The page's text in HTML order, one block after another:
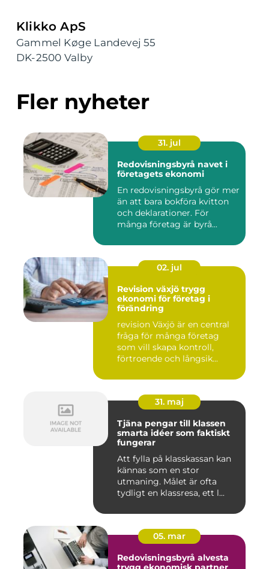
Klikko ApS
Gammel Køge Landevej 55
DK-2500 Valby
Fler nyheter
31. jul
Redovisningsbyrå navet i
företagets ekonomi
En redovisningsbyrå gör mer
än att bara bokföra kvitton
och deklarationer. För
många företag är byrå...
02. jul
Revision växjö trygg
ekonomi för företag i
förändring
revision Växjö är en central
fråga för många företag
som vill skapa kontroll,
förtroende och långsik...
31. maj
Tjäna pengar till klassen
smarta idéer som faktiskt
fungerar
Att fylla på klasskassan kan
kännas som en stor
utmaning. Målet är ofta
tydligt en klassresa, ett l...
05. mar
Redovisningsbyrå alvesta